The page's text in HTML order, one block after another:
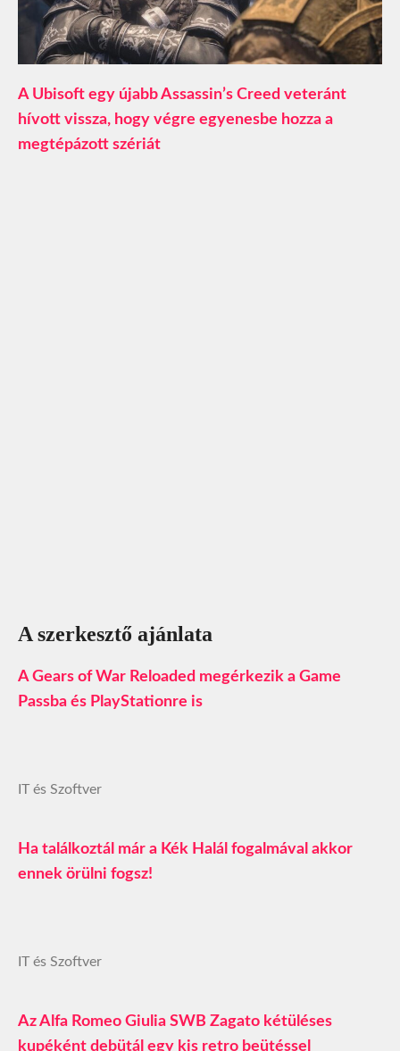
A Ubisoft egy újabb Assassin’s Creed veteránt
hívott vissza, hogy végre egyenesbe hozza a
megtépázott szériát
A szerkesztő ajánlata
A Gears of War Reloaded megérkezik a Game
Passba és PlayStationre is
IT és Szoftver
Ha találkoztál már a Kék Halál fogalmával akkor
ennek örülni fogsz!
IT és Szoftver
Az Alfa Romeo Giulia SWB Zagato kétüléses
kupéként debütál egy kis retro beütéssel